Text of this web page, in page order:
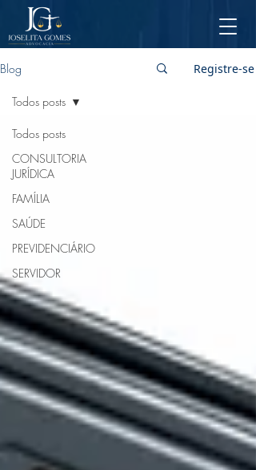
Blog Registre-se
Todos posts
CONSULTORIA
JURÍDICA
FAMÍLIA
SAÚDE
PREVIDENCIÁRIO
SERVIDOR
Todos posts